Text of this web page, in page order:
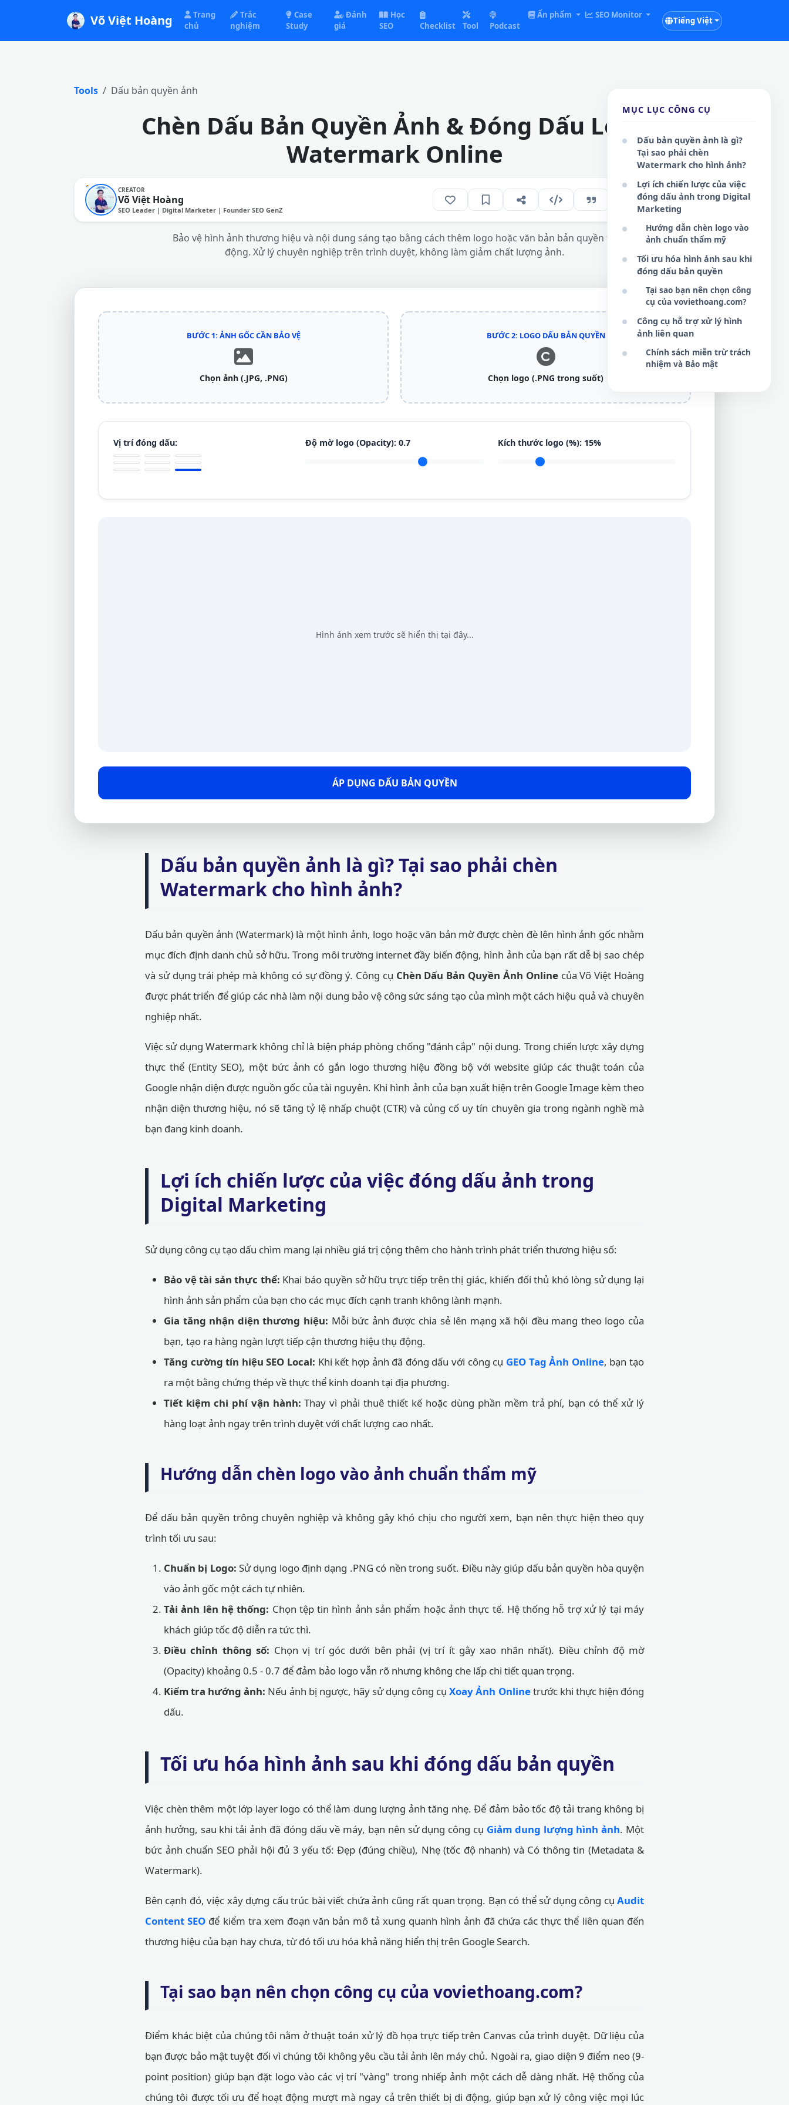
Võ Việt Hoàng
Trang
chủ
Trắc
nghiệm
Case
Study
Đánh
giá
Học
SEO
Checklist Tool Podcast
Ấn phẩm SEO Monitor
Tiếng Việt
Tools Dấu bản quyền ảnh
Chèn Dấu Bản Quyền Ảnh & Đóng Dấu Logo
Watermark Online
CREATOR
Võ Việt Hoàng
SEO Leader | Digital Marketer | Founder SEO GenZ
190
Bảo vệ hình ảnh thương hiệu và nội dung sáng tạo bằng cách thêm logo hoặc văn bản bản quyền tự
động. Xử lý chuyên nghiệp trên trình duyệt, không làm giảm chất lượng ảnh.
BƯỚC 1: ẢNH GỐC CẦN BẢO VỆ
Chọn ảnh (.JPG, .PNG)
BƯỚC 2: LOGO DẤU BẢN QUYỀN
Chọn logo (.PNG trong suốt)
Vị trí đóng dấu: Độ mờ logo (Opacity):0.7 Kích thước logo (%): 15%
Hình ảnh xem trước sẽ hiển thị tại đây...
ÁP DỤNG DẤU BẢN QUYỀN
Dấu bản quyền ảnh là gì? Tại sao phải chèn
Watermark cho hình ảnh?
Dấu bản quyền ảnh (Watermark) là một hình ảnh, logo hoặc văn bản mờ được chèn đè lên hình ảnh gốc nhằm
mục đích định danh chủ sở hữu. Trong môi trường internet đầy biến động, hình ảnh của bạn rất dễ bị sao chép
và sử dụng trái phép mà không có sự đồng ý. Công cụ Chèn Dấu Bản Quyền Ảnh Onlinecủa Võ Việt Hoàng
được phát triển để giúp các nhà làm nội dung bảo vệ công sức sáng tạo của mình một cách hiệu quả và chuyên
nghiệp nhất.
Việc sử dụng Watermark không chỉ là biện pháp phòng chống "đánh cắp" nội dung. Trong chiến lược xây dựng
thực thể (Entity SEO), một bức ảnh có gắn logo thương hiệu đồng bộ với website giúp các thuật toán của
Google nhận diện được nguồn gốc của tài nguyên. Khi hình ảnh của bạn xuất hiện trên Google Image kèm theo
nhận diện thương hiệu, nó sẽ tăng tỷ lệ nhấp chuột (CTR) và củng cố uy tín chuyên gia trong ngành nghề mà
bạn đang kinh doanh.
Lợi ích chiến lược của việc đóng dấu ảnh trong
Digital Marketing
Sử dụng công cụ tạo dấu chìm mang lại nhiều giá trị cộng thêm cho hành trình phát triển thương hiệu số:
Bảo vệ tài sản thực thể: Khai báo quyền sở hữu trực tiếp trên thị giác, khiến đối thủ khó lòng sử dụng lại
hình ảnh sản phẩm của bạn cho các mục đích cạnh tranh không lành mạnh.
Gia tăng nhận diện thương hiệu: Mỗi bức ảnh được chia sẻ lên mạng xã hội đều mang theo logo của
bạn, tạo ra hàng ngàn lượt tiếp cận thương hiệu thụ động.
Tăng cường tín hiệu SEO Local: Khi kết hợp ảnh đã đóng dấu với công cụ GEO Tag Ảnh Online, bạn tạo
ra một bằng chứng thép về thực thể kinh doanh tại địa phương.
Tiết kiệm chi phí vận hành: Thay vì phải thuê thiết kế hoặc dùng phần mềm trả phí, bạn có thể xử lý
hàng loạt ảnh ngay trên trình duyệt với chất lượng cao nhất.
Hướng dẫn chèn logo vào ảnh chuẩn thẩm mỹ
Để dấu bản quyền trông chuyên nghiệp và không gây khó chịu cho người xem, bạn nên thực hiện theo quy
trình tối ưu sau:
Chuẩn bị Logo: Sử dụng logo định dạng .PNG có nền trong suốt. Điều này giúp dấu bản quyền hòa quyện
vào ảnh gốc một cách tự nhiên.
Tải ảnh lên hệ thống: Chọn tệp tin hình ảnh sản phẩm hoặc ảnh thực tế. Hệ thống hỗ trợ xử lý tại máy
khách giúp tốc độ diễn ra tức thì.
Điều chỉnh thông số: Chọn vị trí góc dưới bên phải (vị trí ít gây xao nhãn nhất). Điều chỉnh độ mờ
(Opacity) khoảng 0.5 - 0.7 để đảm bảo logo vẫn rõ nhưng không che lấp chi tiết quan trọng.
Kiểm tra hướng ảnh: Nếu ảnh bị ngược, hãy sử dụng công cụXoay Ảnh Onlinetrước khi thực hiện đóng
dấu.
Tối ưu hóa hình ảnh sau khi đóng dấu bản quyền
Việc chèn thêm một lớp layer logo có thể làm dung lượng ảnh tăng nhẹ. Để đảm bảo tốc độ tải trang không bị
ảnh hưởng, sau khi tải ảnh đã đóng dấu về máy, bạn nên sử dụng công cụ Giảm dung lượng hình ảnh. Một
bức ảnh chuẩn SEO phải hội đủ 3 yếu tố: Đẹp (đúng chiều), Nhẹ (tốc độ nhanh) và Có thông tin (Metadata &
Watermark).
Bên cạnh đó, việc xây dựng cấu trúc bài viết chứa ảnh cũng rất quan trọng. Bạn có thể sử dụng công cụ Audit
Content SEO để kiểm tra xem đoạn văn bản mô tả xung quanh hình ảnh đã chứa các thực thể liên quan đến
thương hiệu của bạn hay chưa, từ đó tối ưu hóa khả năng hiển thị trên Google Search.
Tại sao bạn nên chọn công cụ của voviethoang.com?
Điểm khác biệt của chúng tôi nằm ở thuật toán xử lý đồ họa trực tiếp trên Canvas của trình duyệt. Dữ liệu của
bạn được bảo mật tuyệt đối vì chúng tôi không yêu cầu tải ảnh lên máy chủ. Ngoài ra, giao diện 9 điểm neo (9-
point position) giúp bạn đặt logo vào các vị trí "vàng" trong nhiếp ảnh một cách dễ dàng nhất. Hệ thống của
chúng tôi được tối ưu để hoạt động mượt mà ngay cả trên thiết bị di động, giúp bạn xử lý công việc mọi lúc
MỤC LỤC CÔNG CỤ
Dấu bản quyền ảnh là gì?
Tại sao phải chèn
Watermark cho hình ảnh?
Lợi ích chiến lược của việc
đóng dấu ảnh trong Digital
Marketing
Hướng dẫn chèn logo vào
ảnh chuẩn thẩm mỹ
Tối ưu hóa hình ảnh sau khi
đóng dấu bản quyền
Tại sao bạn nên chọn công
cụ của voviethoang.com?
Công cụ hỗ trợ xử lý hình
ảnh liên quan
Chính sách miễn trừ trách
nhiệm và Bảo mật